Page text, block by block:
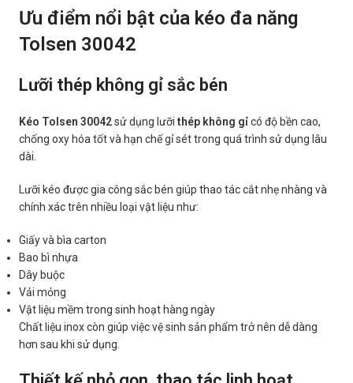
Ưu điểm nổi bật của kéo đa năng
Tolsen 30042
Lưỡi thép không gỉ sắc bén
Kéo Tolsen 30042sử dụng lưỡithép không gỉcó độ bền cao,
chống oxy hóa tốt và hạn chế gỉ sét trong quá trình sử dụng lâu
dài.
Lưỡi kéo được gia công sắc bén giúp thao tác cắt nhẹ nhàng và
chính xác trên nhiều loại vật liệu như:
Giấy và bìa carton
Bao bì nhựa
Dây buộc
Vải mỏng
Vật liệu mềm trong sinh hoạt hàng ngày
Chất liệu inox còn giúp việc vệ sinh sản phẩm trở nên dễ dàng
hơn sau khi sử dụng.